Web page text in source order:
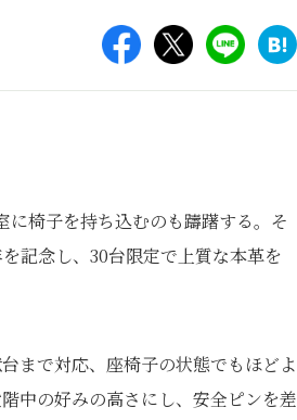
椅子を持ち込むのも躊躇する。そ
記念し、30台限定で上質な本革を
まで対応、座椅子の状態でもほどよ
中の好みの高さにし、安全ピンを差